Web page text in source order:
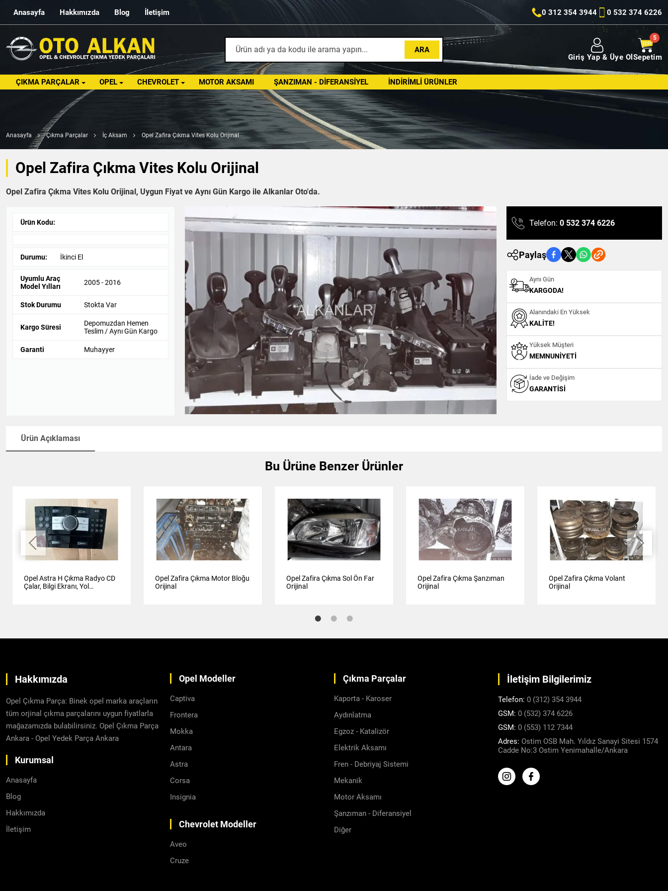
Anasayfa Hakkımızda Blog İletişim 0 312 354 3944 0 532 374 6226
ARA
Giriş Yap & Üye Ol Sepetim
ÇIKMA PARÇALAR OPEL CHEVROLET MOTOR AKSAMI ŞANZIMAN - DIFERANSIYEL İNDIRIMLI ÜRÜNLER
Anasayfa Çıkma Parçalar İç Aksam Opel Zafira Çıkma Vites Kolu Orijinal
Opel Zafira Çıkma Vites Kolu Orijinal
Opel Zafira Çıkma Vites Kolu Orijinal, Uygun Fiyat ve Aynı Gün Kargo ile Alkanlar Oto'da.
Ürün Kodu:
Durumu: İkinci El
Uyumlu Araç
Model Yılları
2005 - 2016
Stok Durumu Stokta Var
Kargo Süresi
Depomuzdan Hemen
Teslim / Aynı Gün Kargo
Garanti Muhayyer
Telefon: 0 532 374 6226
Paylaş
Aynı Gün
KARGODA!
Alanındaki En Yüksek
KALITE!
Yüksek Müşteri
MEMNUNIYETI
İade ve Değişim
GARANTISI
Ürün Açıklaması
Bu Ürüne Benzer Ürünler
Opel Astra H Çıkma Radyo CD
Çalar, Bilgi Ekranı, Yol
Opel Zafira Çıkma Motor Bloğu
Orijinal
Opel Zafira Çıkma Sol Ön Far
Orijinal
Opel Zafira Çıkma Şanzıman
Orijinal
Opel Zafira Çıkma Volant
Orijinal
Hakkımızda
Opel Çıkma Parça: Binek opel marka araçların
tüm orjinal çıkma parçalarını uygun fiyatlarla
mağazamızda bulabilirsiniz. Opel Çıkma Parça
Ankara - Opel Yedek Parça Ankara
Kurumsal
Anasayfa
Blog
Hakkımızda
İletişim
Opel Modeller
Captiva
Frontera
Mokka
Antara
Astra
Corsa
Insignia
Chevrolet Modeller
Aveo
Cruze
Çıkma Parçalar
Kaporta - Karoser
Aydınlatma
Egzoz - Katalizör
Elektrik Aksamı
Fren - Debriyaj Sistemi
Mekanik
Motor Aksamı
Şanzıman - Diferansiyel
Diğer
İletişim Bilgilerimiz
Telefon: 0 (312) 354 3944
GSM: 0 (532) 374 6226
GSM: 0 (553) 112 7344
Adres: Ostim OSB Mah. Yıldız Sanayi Sitesi 1574
Cadde No:3 Ostim Yenimahalle/Ankara